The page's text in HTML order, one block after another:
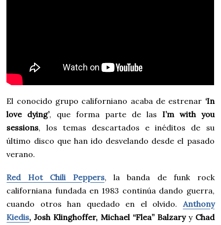
El conocido grupo californiano acaba de estrenar ‘In
love dying’, que forma parte de las I’m with you
sessions, los temas descartados e inéditos de su
último disco que han ido desvelando desde el pasado
verano.
Red Hot Chili Peppers, la banda de funk rock
californiana fundada en 1983 continúa dando guerra,
cuando otros han quedado en el olvido. Anthony
Kiedis, Josh Klinghoffer, Michael “Flea” Balzary yChad